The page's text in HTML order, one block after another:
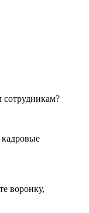
сотрудникам?
воронку,